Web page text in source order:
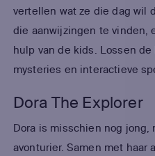
vertellen wat ze die dag wil
die aanwijzingen te vinden,
hulp van de kids. Lossen de
mysteries en interactieve
Dora The Explorer
Dora is misschien nog jong,
avonturier. Samen met haar